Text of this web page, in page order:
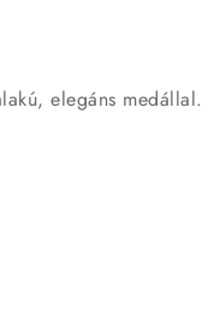
elegáns medállal.